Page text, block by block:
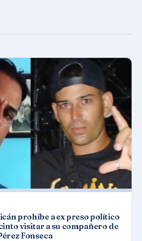
prohíbe a ex preso político
visitar a su compañero de
Fonseca